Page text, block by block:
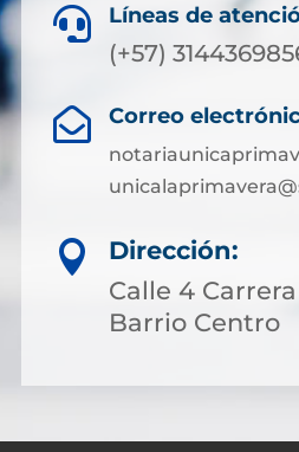
 Líneas de
(+57)
 Correo

Dirección:
Calle 4
Barrio Centro